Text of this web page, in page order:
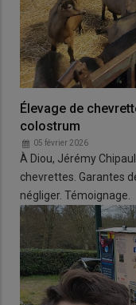
Élevage de
colostrum
05 février 2026
À Diou, Jérémy
chevrettes. Garantes
négliger. Témoignage.